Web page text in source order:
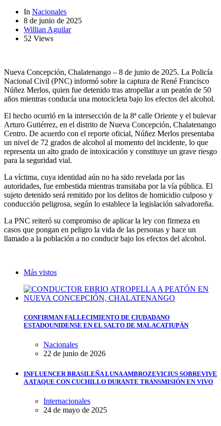
In Nacionales
8 de junio de 2025
Willian Aguilar
52 Views
Nueva Concepción, Chalatenango – 8 de junio de 2025. La Policía
Nacional Civil (PNC) informó sobre la captura de René Francisco
Núñez Merlos, quien fue detenido tras atropellar a un peatón de 50
años mientras conducía una motocicleta bajo los efectos del alcohol.
El hecho ocurrió en la intersección de la 8ª calle Oriente y el bulevar
Arturo Gutiérrez, en el distrito de Nueva Concepción, Chalatenango
Centro. De acuerdo con el reporte oficial, Núñez Merlos presentaba
un nivel de 72 grados de alcohol al momento del incidente, lo que
representa un alto grado de intoxicación y constituye un grave riesgo
para la seguridad vial.
La víctima, cuya identidad aún no ha sido revelada por las
autoridades, fue embestida mientras transitaba por la vía pública. El
sujeto detenido será remitido por los delitos de homicidio culposo y
conducción peligrosa, según lo establece la legislación salvadoreña.
La PNC reiteró su compromiso de aplicar la ley con firmeza en
casos que pongan en peligro la vida de las personas y hace un
llamado a la población a no conducir bajo los efectos del alcohol.
Más vistos
CONFIRMAN FALLECIMIENTO DE CIUDADANO
ESTADOUNIDENSE EN EL SALTO DE MALACATIUPÁN
Nacionales
22 de junio de 2026
INFLUENCER BRASILEÑA LUNA AMBROZEVICIUS SOBREVIVE
A ATAQUE CON CUCHILLO DURANTE TRANSMISIÓN EN VIVO
Internacionales
24 de mayo de 2025